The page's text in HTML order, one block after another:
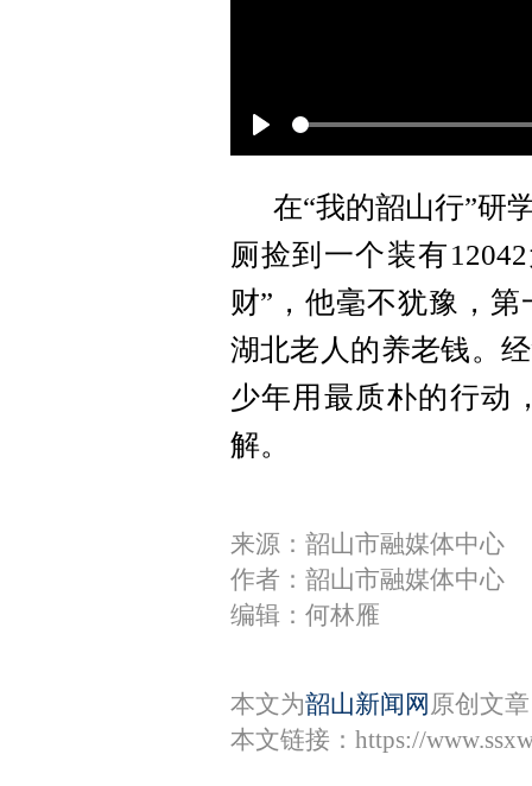
Play
在“我的韶山行”研
厕捡到一个装有
财”，他毫不犹豫，
湖北老人的养老钱。
少年用最质朴的行动
解。
来源：韶山市融媒体中心
作者：韶山市融媒体中心
编辑：何林雁
本文为韶山新闻网 原创文
本文链接： https://